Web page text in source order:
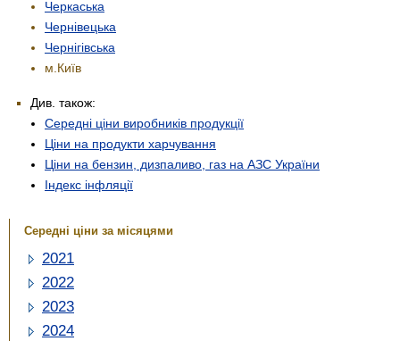
Черкаська
Чернівецька
Чернігівська
м.Київ
Див. також:
Середні ціни виробників продукції
Ціни на продукти харчування
Ціни на бензин, дизпаливо, газ на АЗС України
Індекс інфляції
Середні ціни за місяцями
2021
2022
2023
2024